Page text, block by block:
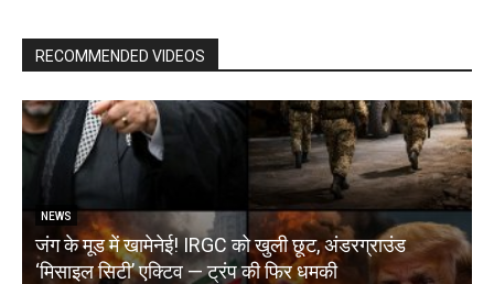
RECOMMENDED VIDEOS
NEWS
जंग के मूड में खामेनेई! IRGC को खुली छूट, अंडरग्राउंड
‘मिसाइल सिटी’ एक्टिव — ट्रंप की फिर धमकी